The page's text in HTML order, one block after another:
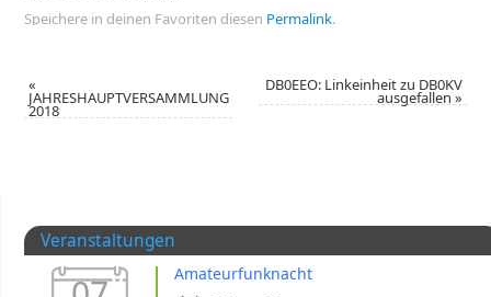
Speichere in deinen Favoriten diesen Permalink.
«
JAHRESHAUPTVERSAMMLUNG
2018
DB0EEO: Linkeinheit zu DB0KV
ausgefallen»
Veranstaltungen
Amateurfunknacht